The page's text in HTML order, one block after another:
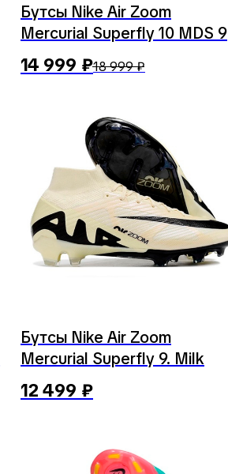
Бутсы Nike Air Zoom
Mercurial Superfly 10 MDS 9
14 999 ₽18 999₽
Бутсы Nike Air Zoom
Mercurial Superfly 9. Milk
12 499 ₽